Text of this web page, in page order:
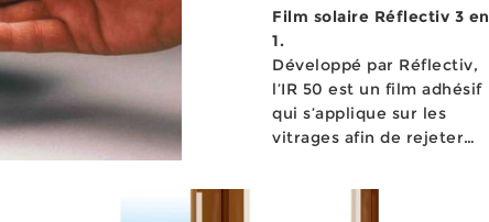
Film solaire Réflectiv 3 en
1.
Développé par Réflectiv,
l’IR 50 est un film adhésif
qui s’applique sur les
vitrages afin de rejeter